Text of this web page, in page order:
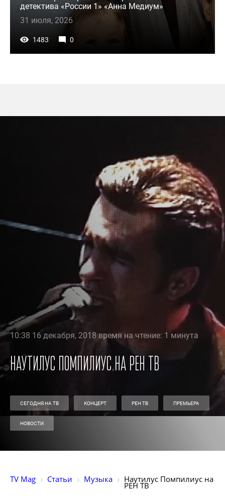
детектива «России 1» «Анна Медиум»
31 июля, 2026
1483 0
10:38 16 декабря, 2018 время на чтение: 1 минута
Наутилус Помпилиус на РЕН ТВ
СЕГОДНЯ НА ТВ КОНЦЕРТ РЕН ТВ ПРЕМЬЕРА
НОВОСТИ
TV Mag Статьи Музыка Наутилус Помпилиус на
РЕН ТВ